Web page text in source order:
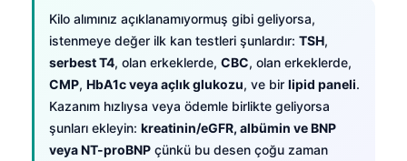
Kilo alımınız açıklanamıyormuş gibi geliyorsa,
istenmeye değer ilk kan testleri şunlardır: TSH,
serbest T4, olan erkeklerde, CBC, olan erkeklerde,
CMP, HbA1c veya açlık glukozu, ve bir lipid paneli.
Kazanım hızlıysa veya ödemle birlikte geliyorsa
şunları ekleyin: kreatinin/eGFR, albümin ve BNP
veya NT-proBNP çünkü bu desen çoğu zaman